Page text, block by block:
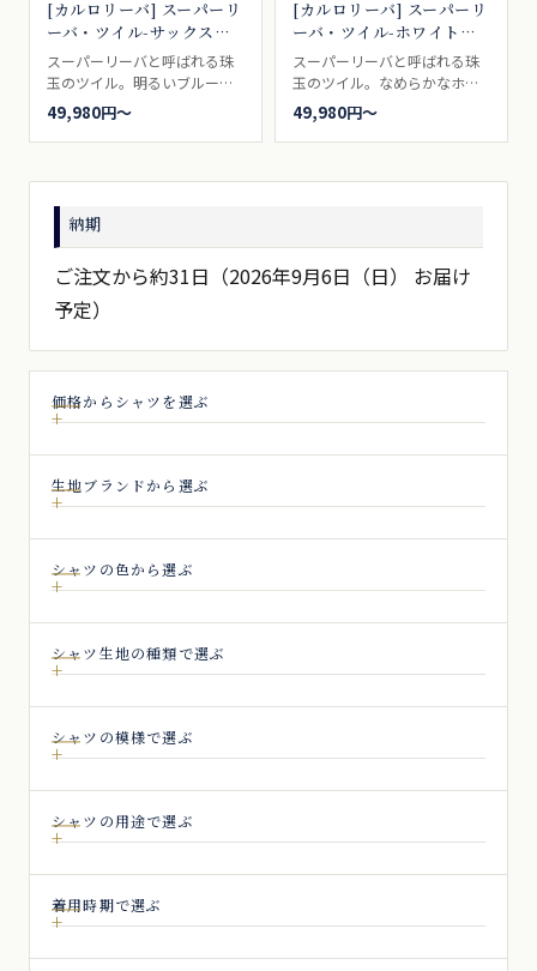
[カルロリーバ] スーパーリ
ーバ・ツイル-サックス
#100102
スーパーリーバと呼ばれる珠
玉のツイル。明るいブルー。
ドレスシャツ向き。
49,980円〜
[カルロリーバ] スーパーリ
ーバ・ツイル-ホワイト
#100101
スーパーリーバと呼ばれる珠
玉のツイル。なめらかなホワ
イトドレスシャツ向き。
49,980円〜
納期
ご注文から約31日（2026年9月6日（日） お届け
予定）
価格からシャツを選ぶ
生地ブランドから選ぶ
シャツの色から選ぶ
シャツ生地の種類で選ぶ
シャツの模様で選ぶ
シャツの用途で選ぶ
着用時期で選ぶ